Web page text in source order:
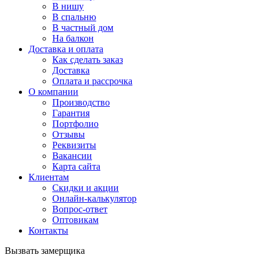
В нишу
В спальню
В частный дом
На балкон
Доставка и оплата
Как сделать заказ
Доставка
Оплата и рассрочка
О компании
Производство
Гарантия
Портфолио
Отзывы
Реквизиты
Вакансии
Карта сайта
Клиентам
Скидки и акции
Онлайн-калькулятор
Вопрос-ответ
Оптовикам
Контакты
Вызвать замерщика